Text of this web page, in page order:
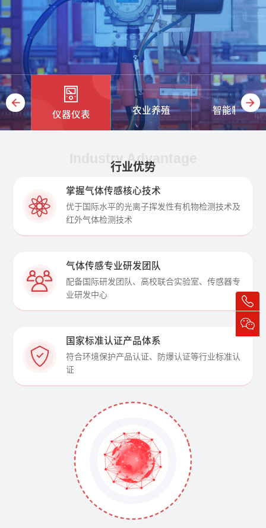
仪器仪表 农业养殖 智能制造
Industry Advantage
行业优势
掌握气体传感核心技术
优于国际水平的光离子挥发性有机物检测技术及
红外气体检测技术
气体传感专业研发团队
配备国际研发团队、高校联合实验室、传感器专
业研发中心
国家标准认证产品体系
符合环境保护产品认证、防爆认证等行业标准认
证